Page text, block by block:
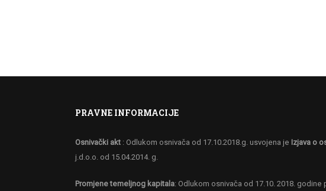
PRAVNE INFORMACIJE
Osnivački akt: Odlukom osnivača od 17.10.2018.g. usvojena je Izjava o
j.d.o.o. od 15.04.2014. g.
Promjene temeljnog kapitala: Odlukom osnivača od 17.10. 2018.